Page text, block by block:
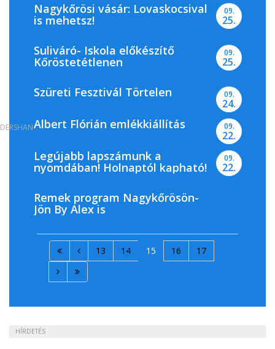
Nagykőrösi vásár: Lovaskocsival
is mehetsz!
09.
25.
Suliváró- Iskola előkészítő
Kőröstetétlenen
09.
25.
Szüreti Fesztivál Törtelen 09.
24.
Albert Flórián emlékkiállítás 09.
22.
Legújabb lapszámunk a
nyomdában! Holnaptól kapható!
09.
22.
Remek program Nagykőrösön-
Jön By Alex is
13 14 15 16 17
HÍRDETÉS
DERSHAN